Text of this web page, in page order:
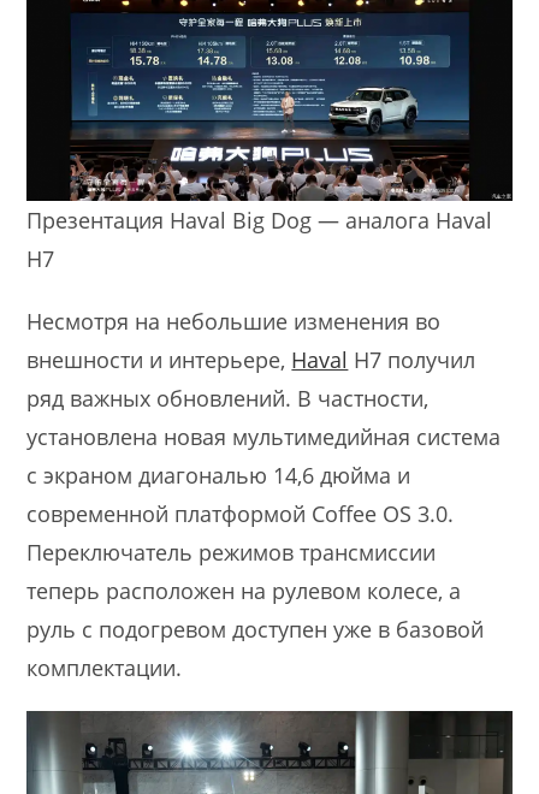
Презентация Haval Big Dog — аналога Haval
H7
Несмотря на небольшие изменения во
внешности и интерьере, Haval H7 получил
ряд важных обновлений. В частности,
установлена новая мультимедийная система
с экраном диагональю 14,6 дюйма и
современной платформой Coffee OS 3.0.
Переключатель режимов трансмиссии
теперь расположен на рулевом колесе, а
руль с подогревом доступен уже в базовой
комплектации.